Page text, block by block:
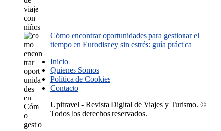
Cómo encontrar oportunidades para gestionar el
tiempo en Eurodisney sin estrés: guía práctica
Inicio
Quienes Somos
Política de Cookies
Contacto
Upitravel - Revista Digital de Viajes y Turismo. ©
Todos los derechos reservados.